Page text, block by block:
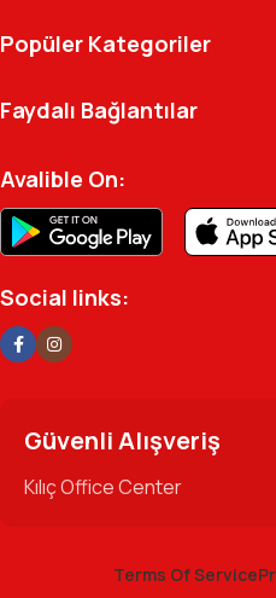
Kılıç Office Center
arşivinizdeki dosyaya
Ofisinizin enerjisini ve
profesyonel kadromuzla
Popüler Kategoriler
Faydalı Bağlantılar
Avalible On:
Social links:
Güvenli Alışveriş
Kılıç Office Center
Terms Of Service